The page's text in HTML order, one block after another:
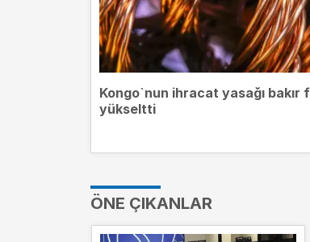
Kongo`nun ihracat yasağı bakır
yükseltti
ÖNE ÇIKANLAR